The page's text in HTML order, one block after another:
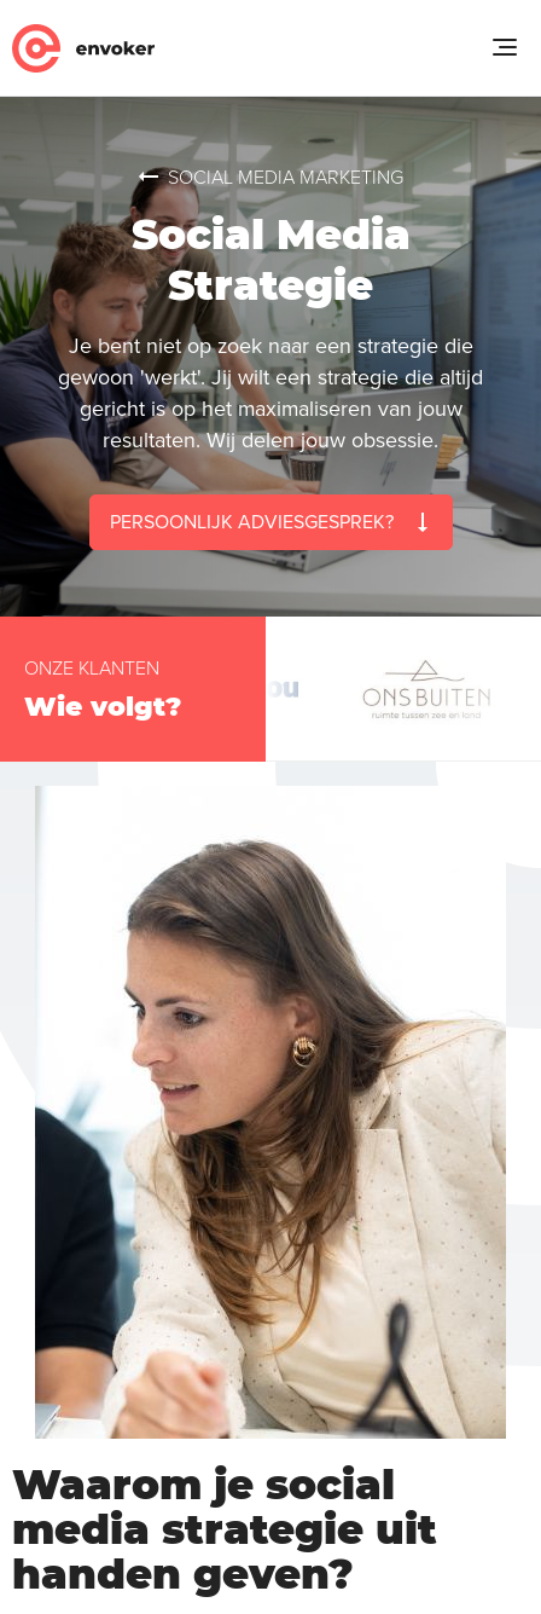
SOCIAL MEDIA MARKETING
Social Media
Strategie
Je bent niet op zoek naar een strategie die
gewoon 'werkt'. Jij wilt een strategie die altijd
gericht is op het maximaliseren van jouw
resultaten. Wij delen jouw obsessie.
PERSOONLIJK ADVIESGESPREK?
ONZE KLANTEN
Wie volgt?
Waarom je social
media strategie uit
handen geven?